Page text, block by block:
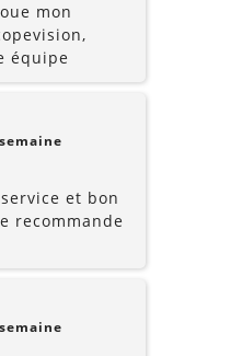
mon
équipe
et bon
recommande